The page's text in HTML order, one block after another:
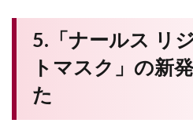
5.「ナールス リ
トマスク」の新
た